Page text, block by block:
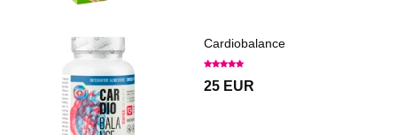
Cardiobalance
25 EUR